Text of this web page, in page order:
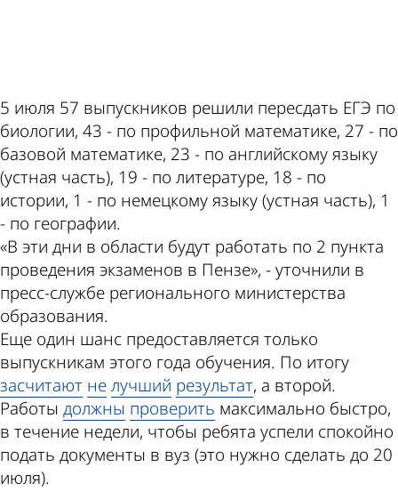
5 июля 57 выпускников решили пересдать ЕГЭ по
биологии, 43 - по профильной математике, 27 - по
базовой математике, 23 - по английскому языку
(устная часть), 19 - по литературе, 18 - по
истории, 1 - по немецкому языку (устная часть), 1
- по географии.
«В эти дни в области будут работать по 2 пункта
проведения экзаменов в Пензе», - уточнили в
пресс-службе регионального министерства
образования.
Еще один шанс предоставляется только
выпускникам этого года обучения. По итогу
засчитают нелучший результат, а второй.
Работы должны проверить максимально быстро,
в течение недели, чтобы ребята успели спокойно
подать документы в вуз (это нужно сделать до 20
июля).